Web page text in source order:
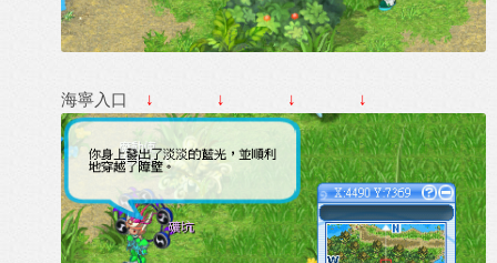
海寧入口 ↓ ↓ ↓ ↓